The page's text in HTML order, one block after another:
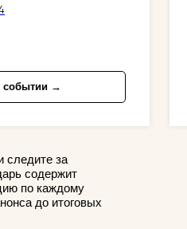
событии →
следите за
содержит
по каждому
до итоговых